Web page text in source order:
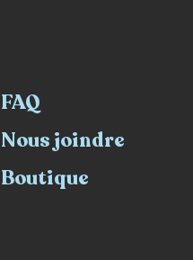
FAQ
Nous joindre
Boutique